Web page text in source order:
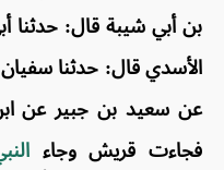
بن أبي شيبة قال: حدثنا
الأسدي قال: حدثنا
عن سعيد بن جبير عن
فجاءت قريش وجاء